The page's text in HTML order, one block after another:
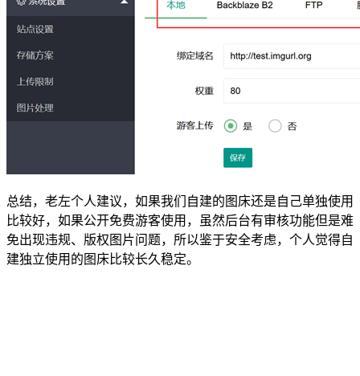
总结，老左个人建议，如果我们自建的图床还是自己单独使用
比较好，如果公开免费游客使用，虽然后台有审核功能但是难
免出现违规、版权图片问题，所以鉴于安全考虑，个人觉得自
建独立使用的图床比较长久稳定。